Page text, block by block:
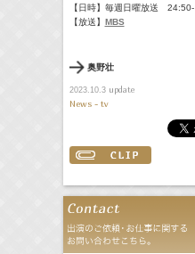
【日時】毎週日曜放送 24:50-
【放送】 MBS
奥野壮
2023.10.3update
News - tv